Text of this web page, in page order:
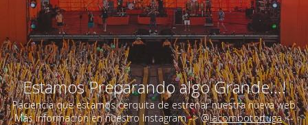
Estamos Preparando algo Grande...!
Paciencia que estamos cerquita de estrenar nuestra nueva web
Más información en nuestro Instagram -> @lacombotortuga<-